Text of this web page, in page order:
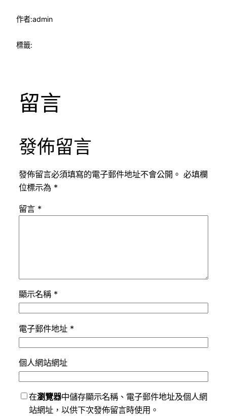
作者:admin
標籤:
留言
發佈留言
發佈留言必須填寫的電子郵件地址不會公開。 必填欄
位標示為 *
留言 *
顯示名稱 *
電子郵件地址 *
個人網站網址
在瀏覽器中儲存顯示名稱、電子郵件地址及個人網
站網址，以供下次發佈留言時使用。